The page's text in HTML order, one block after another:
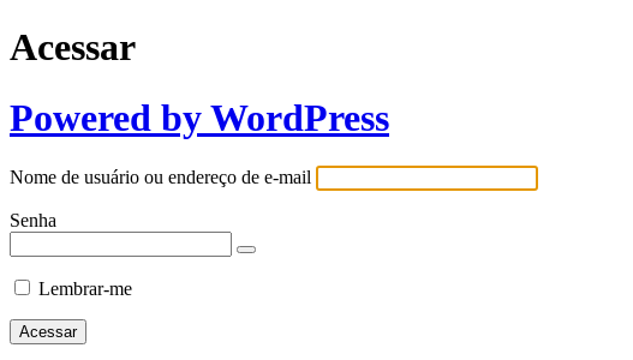
Acessar
Powered by WordPress
Nome de usuário ou endereço de e-mail
Senha
Lembrar-me